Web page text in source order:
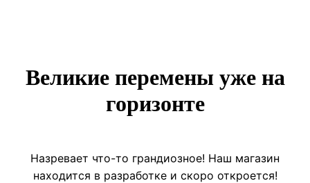
Великие перемены уже на
горизонте
Назревает что-то грандиозное! Наш магазин
находится в разработке и скоро откроется!